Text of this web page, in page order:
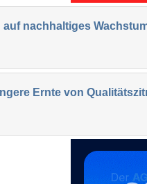
nachhaltiges
Ernte von